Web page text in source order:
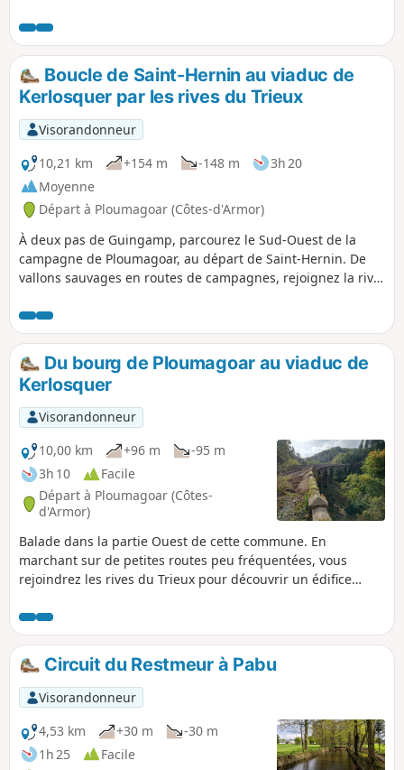
Kernabat suivant les cartes et panneaux indicateurs !) ou
les extérieurs du Cours Sainte-Anne et du château de
Kernabas ou de la Chapelle Saint-Antoine. Sur le site du
départ, vous trouverez un espace aménagé, avec tables de
pique-nique et agrès sportifs, de quoi finir une belle
journée au grand air.
Boucle de Saint-Hernin au viaduc de
Kerlosquer par les rives du Trieux
Visorandonneur
10,21 km
+154 m -148 m
3h 20
Moyenne
Départ à Ploumagoar (Côtes-d'Armor)
À deux pas de Guingamp, parcourez le Sud-Ouest de la
campagne de Ploumagoar, au départ de Saint-Hernin. De
vallons sauvages en routes de campagnes, rejoignez la rive
visitez le Viaduc de Kerlosquer aux faux airs de "Pont de la
Rivière Kwaï". Profitez ensuite du centre de Saint-Hernin au
patrimoine bien rénové.Vous ne rencontrerez aucune
difficulté dans ce parcours mêlant tout type de chemins et
vous offrant, tantôt un bel abri sous les frondaisons, tantôt
une vue totalement dégagée sur la campagne
environnante.
Du bourg de Ploumagoar au viaduc de
Kerlosquer
Visorandonneur
10,00 km
+96 m
-95 m
3h 10
Facile
Départ à Ploumagoar (Côtes-
d'Armor)
Balade dans la partie Ouest de cette commune. En
marchant sur de petites routes peu fréquentées, vous
rejoindrez les rives du Trieux pour découvrir un édifice
ligne de chemin de fer Guingamp - Saint-Nicolas-du-Pélem.
Circuit du Restmeur à Pabu
Visorandonneur
4,53 km
+30 m
-30 m
1h 25
Facile